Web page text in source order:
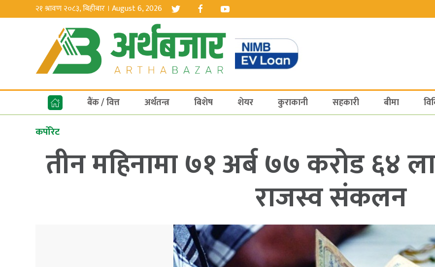
२१ श्रावण २०८३, बिहीबार । August 6, 2026
बैंक / वित्त अर्थतन्त्र बिशेष शेयर कुराकानी सहकारी बीमा
कर्पोरेट
तीन महिनामा ७१ अर्ब ७७ करोड ६४
राजस्व संकलन